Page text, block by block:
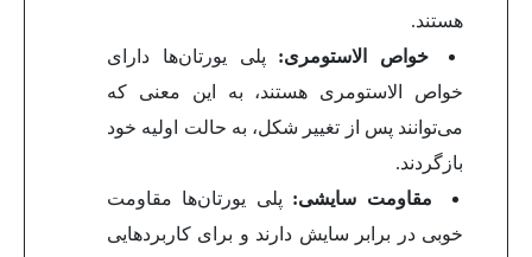
هستند.
خواص الاستومری: پلی یورتان‌ها دارای
خواص الاستومری هستند، به این معنی که
می‌توانند پس از تغییر شکل، به حالت اولیه خود
بازگردند.
مقاومت سایشی: پلی یورتان‌ها مقاومت
خوبی در برابر سایش دارند و برای کاربردهایی